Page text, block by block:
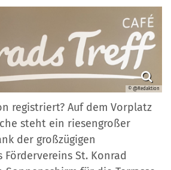
© @Redaktion
registriert? Auf dem Vorplatz
steht ein riesengroßer
der großzügigen
St. Konrad